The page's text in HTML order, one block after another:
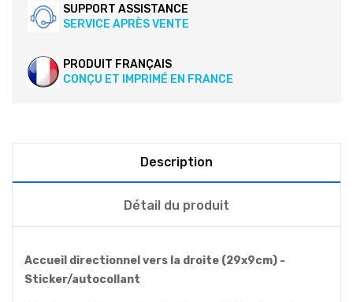
SUPPORT ASSISTANCE
SERVICE APRÈS VENTE
PRODUIT FRANÇAIS
CONÇU ET IMPRIMÉ EN FRANCE
Description
Détail du produit
Accueil directionnel vers la droite (29x9cm) -
Sticker/autocollant